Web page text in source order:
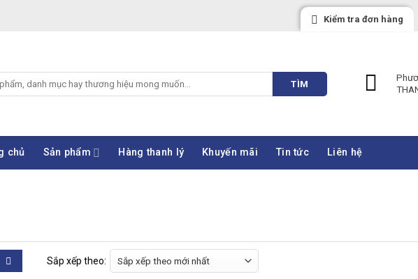
Kiểm tra đơn hàng
TÌM
chủ Sản phẩm Hàng thanh lý Khuyến mãi Tin tức Liên hệ
Sắp xếp theo: